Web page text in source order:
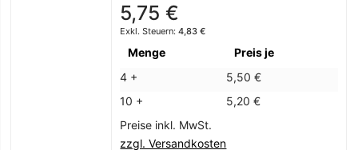
5,75 €
4,83 €
Menge
Preis je
4 +
5,50 €
10 +
5,20 €
Preise inkl. MwSt.
zzgl. Versandkosten